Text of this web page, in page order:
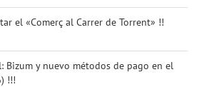
el «Comerç al Carrer de Torrent» !!
Bizum y nuevo métodos de pago en el
!!!